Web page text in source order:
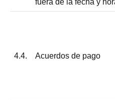
fuera de la fecha y
4.4. Acuerdos de pago